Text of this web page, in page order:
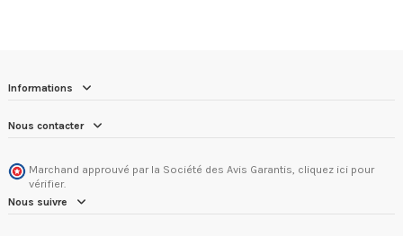
Informations
Nous contacter
Marchand approuvé par la Société des Avis Garantis, cliquez ici pour
vérifier.
Nous suivre